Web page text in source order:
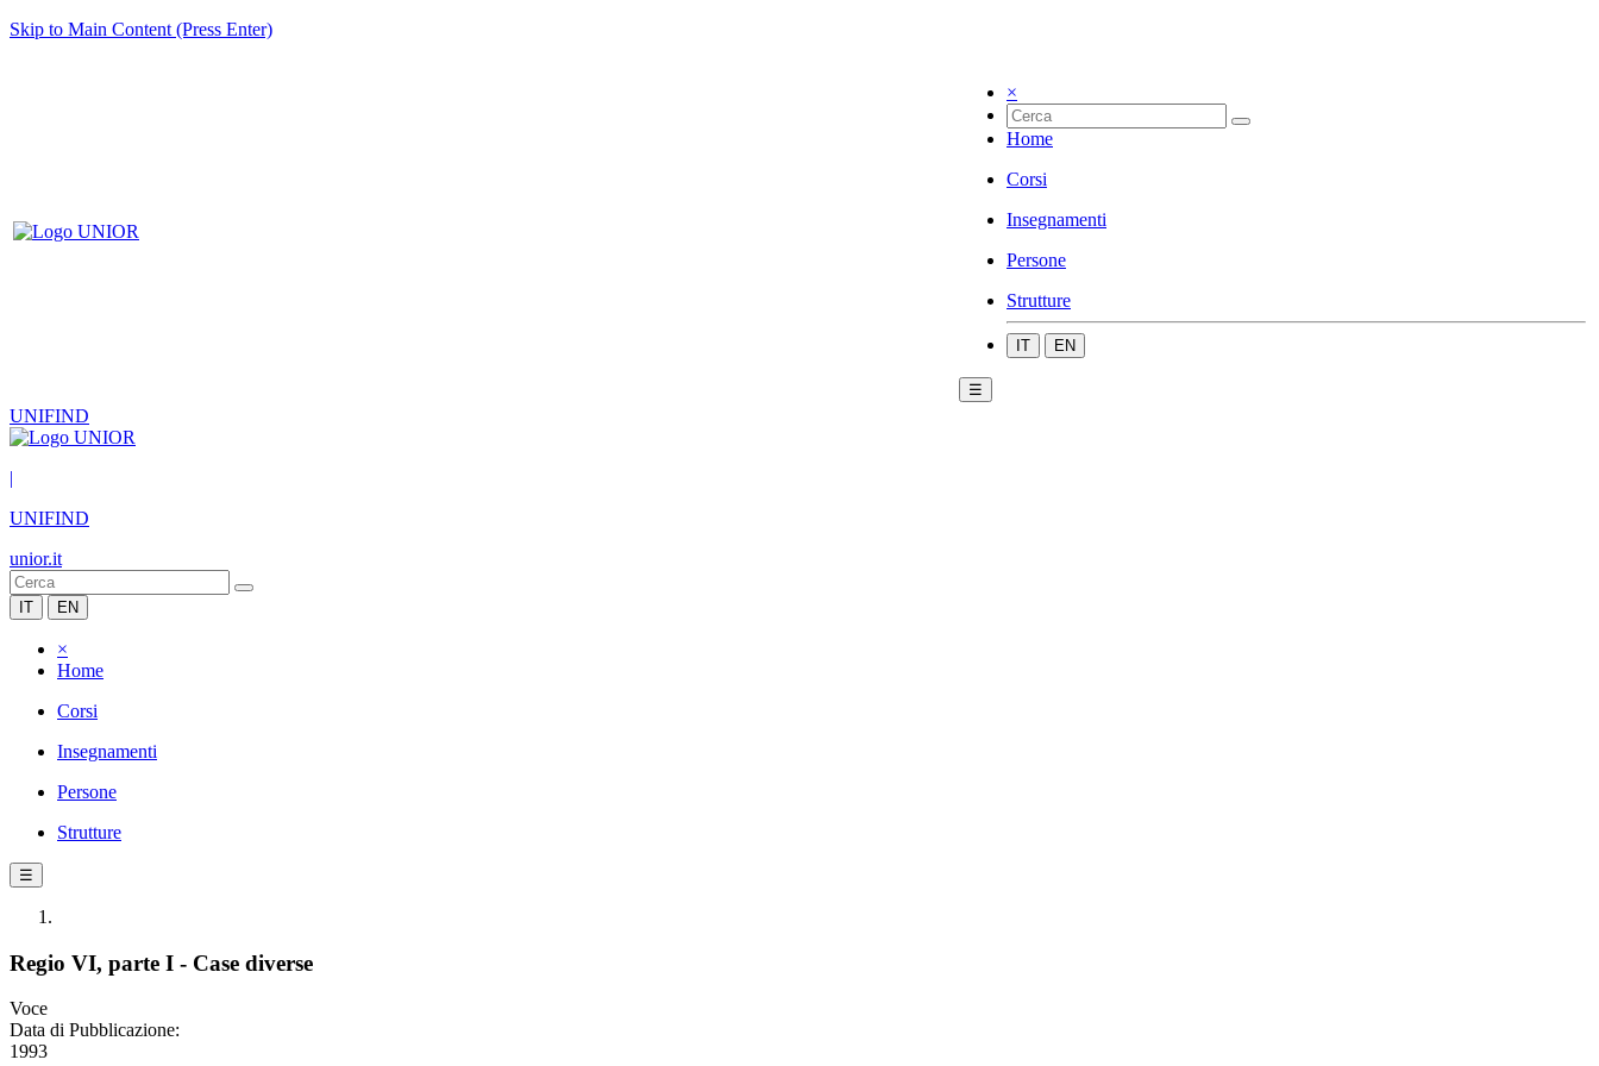
Skip to Main Content (Press Enter)
×
Home
Corsi
Insegnamenti
Persone
Strutture
IT EN
☰
UNIFIND
|
UNIFIND
unior.it
IT EN
×
Home
Corsi
Insegnamenti
Persone
Strutture
☰
Regio VI, parte I - Case diverse
Voce
Data di Pubblicazione:
1993